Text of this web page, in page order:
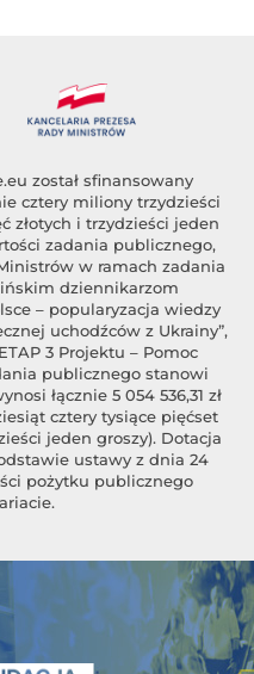
został sfinansowany
cztery miliony trzydzieści
złotych i trzydzieści jeden
zadania publicznego,
w ramach zadania
dziennikarzom
– popularyzacja wiedzy
uchodźców z Ukrainy”,
3 Projektu – Pomoc
publicznego stanowi
łącznie 5 054 536,31 zł
cztery tysiące pięćset
jeden groszy). Dotacja
ustawy z dnia 24
pożytku publicznego